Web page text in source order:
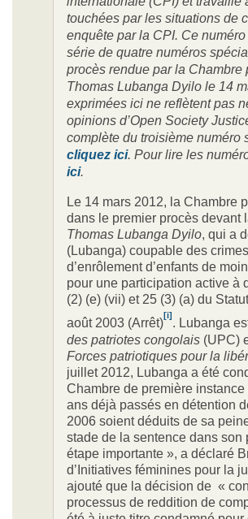
touchées par les situations de
enquête par la CPI. Ce
série de quatre numéros
procès rendue par la Chambre
Thomas Lubanga Dyilo le 14
exprimées ici ne reflètent pas
opinions d’Open Society
complète du troisième numéro
cliquez ici. Pour lire les
ici.
Le 14 mars 2012, la Chambre
dans le premier procès devant
Thomas Lubanga Dyilo, qui a
(Lubanga) coupable des
d’enrôlement d’enfants de
pour une participation active à
(2) (e) (vii) et 25 (3) (a) du
août 2003 (Arrêt)[i]
. Lubanga
des patriotes congolais (UPC)
Forces patriotiques pour la
juillet 2012, Lubanga a été
Chambre de première
ans déjà passés en détention
2006 soient déduits de sa
stade de la sentence dans
étape importante », a déclaré
d’Initiatives féminines pour la
ajouté que la décision de «
processus de reddition de